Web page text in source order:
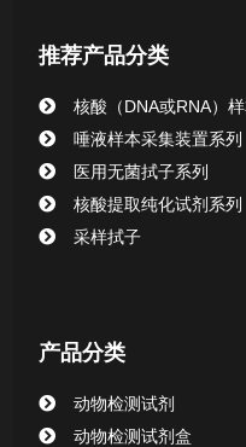
核酸提取或纯化试剂
清洁验证棉签系列
动物检测试剂
推荐产品分类
核酸（DNA或RNA）
唾液样本采集装置系列
医用无菌拭子系列
核酸提取纯化试剂系列
采样拭子
产品分类
动物检测试剂
动物检测试剂盒